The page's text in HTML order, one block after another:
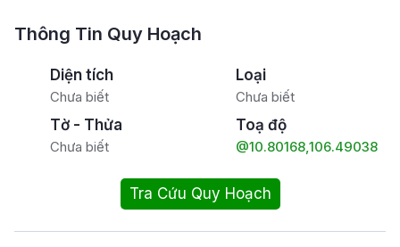
Thông Tin Quy Hoạch
Diện tích
Chưa biết
Loại
Chưa biết
Tờ - Thửa
Chưa biết
Toạ độ
@10.80168,106.49038
Tra Cứu Quy Hoạch